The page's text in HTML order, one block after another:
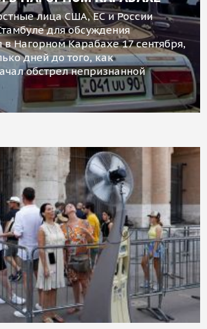
лица США, ЕС и России
для обсуждения
в Нагорном Карабахе 17 сентября,
дней до того, как
обстрел непризнанной